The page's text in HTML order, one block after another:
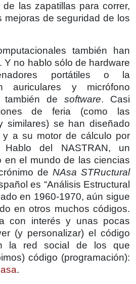
las zapatillas para correr,
mejoras de seguridad de los
también han
Y no hablo sólo de hardware
portátiles o la
auriculares y micrófono
también de software. Casi
de feria (como las
similares) se han diseñado
a su motor de cálculo por
Hablo del NASTRAN, un
en el mundo de las ciencias
de NAsa STRuctural
es “Análisis Estructural
en 1960-1970, aún sigue
en otros muchos códigos.
con interés y unas pocas
(y personalizar) el código
la red social de los que
código (programación):
.